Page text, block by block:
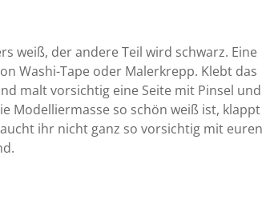
weiß, der andere Teil wird schwarz. Eine
Washi-Tape oder Malerkrepp. Klebt das
malt vorsichtig eine Seite mit Pinsel und
Modelliermasse so schön weiß ist, klappt
ihr nicht ganz so vorsichtig mit euren